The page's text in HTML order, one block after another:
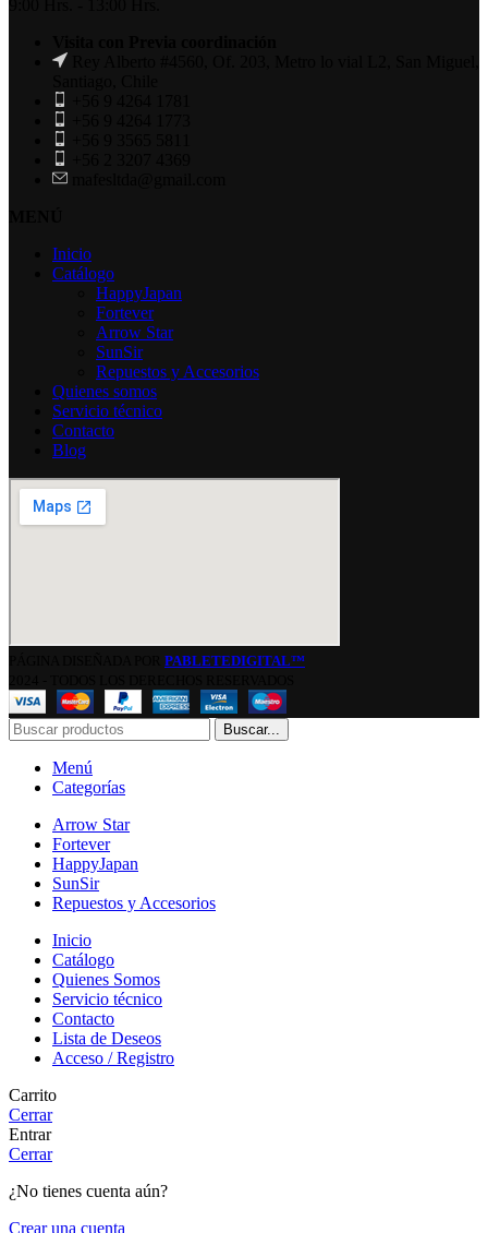
Inicio
Catálogo
HappyJapan
Fortever
Arrow Star
SunSir
Repuestos y Accesorios
Quienes somos
Servicio técnico
Contacto
Blog
PABLETEDIGITAL™
Buscar...
Menú
Categorías
Arrow Star
Fortever
HappyJapan
SunSir
Repuestos y Accesorios
Inicio
Catálogo
Quienes Somos
Servicio técnico
Contacto
Lista de Deseos
Acceso / Registro
Carrito
Cerrar
Entrar
Cerrar
¿No tienes cuenta aún?
Crear una cuenta